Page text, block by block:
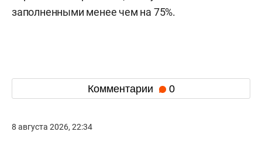
заполненными менее чем на 75%.
Комментарии 0
8 августа 2026, 22:34